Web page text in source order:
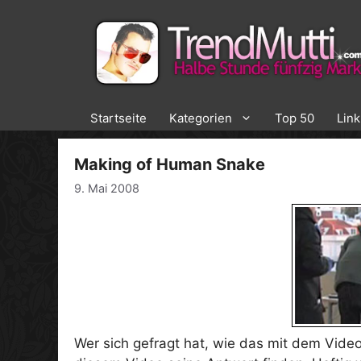
Startseite Kategorien Top 50
Making of Human Snake
9. Mai 2008
Wer sich gefragt hat, wie das mit dem